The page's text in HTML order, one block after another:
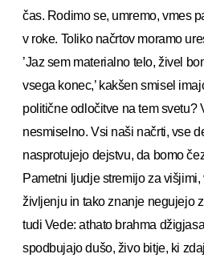
čas. Rodimo se, umremo, vmes
v roke. Toliko načrtov moramo
’Jaz sem materialno telo, živel
vsega konec,’ kakšen smisel
politične odločitve na tem svetu?
nesmiselno. Vsi naši načrti, vse
nasprotujejo dejstvu, da bomo
Pametni ljudje stremijo za
življenju in tako znanje negujejo
tudi Vede: athato brahma
spodbujajo dušo, živo bitje, ki